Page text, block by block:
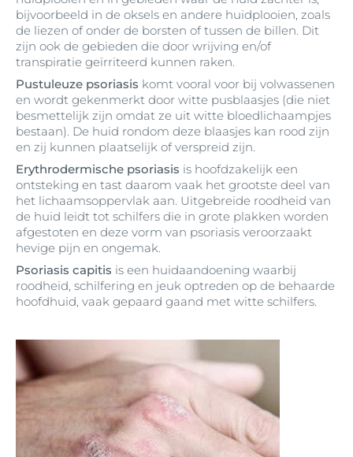
bijvoorbeeld in de oksels en andere huidplooien, zoals
de liezen of onder de borsten of tussen de billen. Dit
zijn ook de gebieden die door wrijving en/of
transpiratie geïrriteerd kunnen raken.
Pustuleuze psoriasis komt vooral voor bij volwassenen
en wordt gekenmerkt door witte pusblaasjes (die niet
besmettelijk zijn omdat ze uit witte bloedlichaampjes
bestaan). De huid rondom deze blaasjes kan rood zijn
en zij kunnen plaatselijk of verspreid zijn.
Erythrodermische psoriasis is hoofdzakelijk een
ontsteking en tast daarom vaak het grootste deel van
het lichaamsoppervlak aan. Uitgebreide roodheid van
de huid leidt tot schilfers die in grote plakken worden
afgestoten en deze vorm van psoriasis veroorzaakt
hevige pijn en ongemak.
Psoriasis capitis is een huidaandoening waarbij
roodheid, schilfering en jeuk optreden op de behaarde
hoofdhuid, vaak gepaard gaand met witte schilfers.